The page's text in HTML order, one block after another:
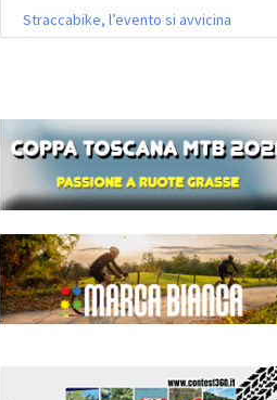
Straccabike, l’evento si avvicina